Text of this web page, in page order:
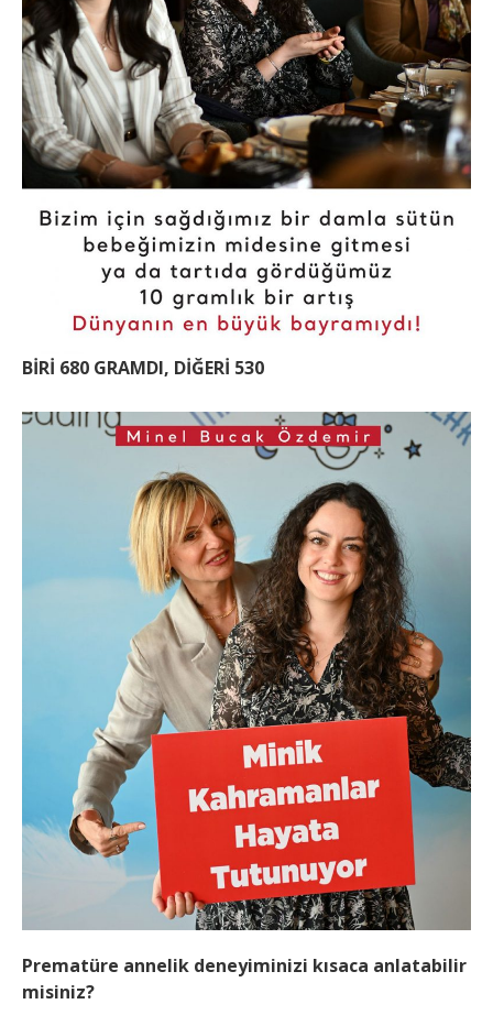
BİRİ 680 GRAMDI, DİĞERİ 530
Prematüre annelik deneyiminizi kısaca anlatabilir
misiniz?